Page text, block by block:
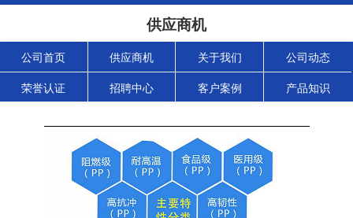
供应商机
公司首页 供应商机 关于我们 公司动态
荣誉认证 招聘中心 客户案例 产品知识